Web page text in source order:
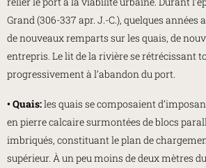
Grand (306-337 apr. J.-C.), quelques
de nouveaux remparts sur les quais, de
entrepris. Le lit de la rivière se rétrécissant
progressivement à l’abandon du port.
• Quais:les quais se composaient
en pierre calcaire surmontées de blocs
imbriqués, constituant le plan de
supérieur. À un peu moins de deux mètres